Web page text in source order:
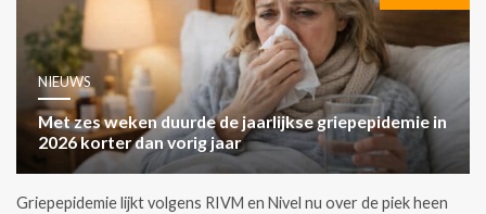
NIEUWS
Met zes weken duurde de jaarlijkse griepepidemie in
2026 korter dan vorig jaar
Griepepidemie lijkt volgens RIVM en Nivel nu over de piek heen